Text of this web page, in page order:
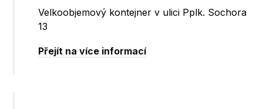
Velkoobjemový kontejner v ulici Pplk. Sochora
13
Přejít na více informací